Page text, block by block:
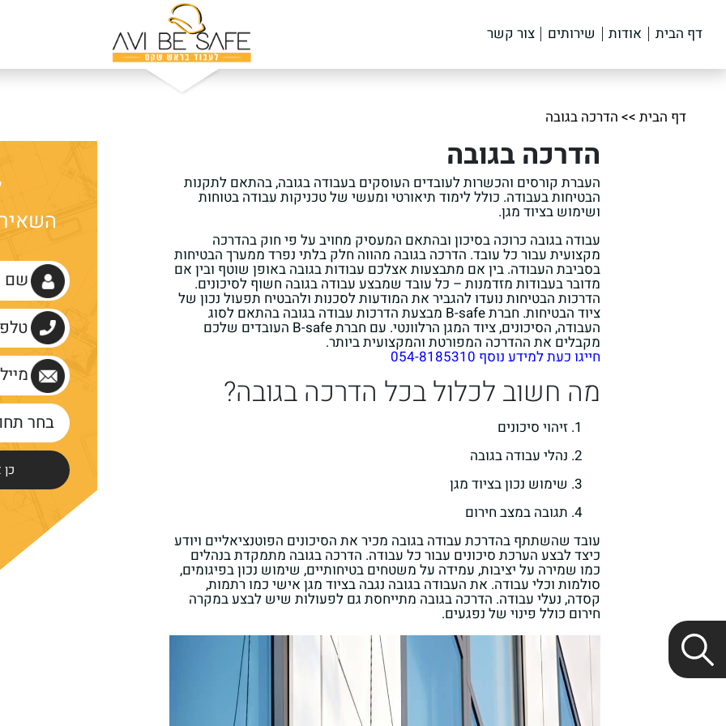
דף הבית אודות שירותים צור קשר
בחר תחום
דף הבית>> הדרכה בגובה
הדרכה בגובה
העברת קורסים והכשרות לעובדים העוסקים בעבודה בגובה, בהתאם לתקנות
הבטיחות בעבודה. כולל לימוד תיאורטי ומעשי של טכניקות עבודה בטוחות
ושימוש בציוד מגן.
עבודה בגובה כרוכה בסיכון ובהתאם המעסיק מחויב על פי חוק בהדרכה
מקצועית עבור כל עובד. הדרכה בגובה מהווה חלק בלתי נפרד ממערך הבטיחות
בסביבת העבודה. בין אם מתבצעות אצלכם עבודות בגובה באופן שוטף ובין אם
מדובר בעבודות מזדמנות – כל עובד שמבצע עבודה בגובה חשוף לסיכונים.
הדרכות הבטיחות נועדו להגביר את המודעות לסכנות ולהבטיח תפעול נכון של
ציוד הבטיחות. חברת B-safe מבצעת הדרכות עבודה בגובה בהתאם לסוג
העבודה, הסיכונים, ציוד המגן הרלוונטי. עם חברת B-safe העובדים שלכם
מקבלים את ההדרכה המפורטת והמקצועית ביותר.
חייגו כעת למידע נוסף 054-8185310
מה חשוב לכלול בכל הדרכה בגובה?
זיהוי סיכונים
נהלי עבודה בגובה
שימוש נכון בציוד מגן
תגובה במצב חירום
עובד שהשתתף בהדרכת עבודה בגובה מכיר את הסיכונים הפוטנציאליים ויודע
כיצד לבצע הערכת סיכונים עבור כל עבודה. הדרכה בגובה מתמקדת בנהלים
כמו שמירה על יציבות, עמידה על משטחים בטיחותיים, שימוש נכון בפיגומים,
סולמות וכלי עבודה. את העבודה בגובה נגבה בציוד מגן אישי כמו רתמות,
קסדה, נעלי עבודה. הדרכה בגובה מתייחסת גם לפעולות שיש לבצע במקרה
חירום כולל פינוי של נפגעים.
בחר